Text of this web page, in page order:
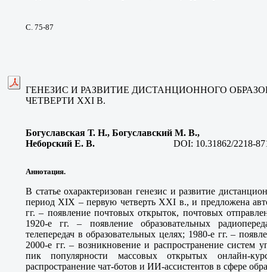
С. 75-87
ГЕНЕЗИС И РАЗВИТИЕ ДИСТАНЦИОННОГО
ЧЕТВЕРТИ ХХI В.
Богуславская Т. Н., Богуславский М. В.,
Неборский Е. В. DOI: 10.31862/2218-
Аннотация.
В статье охарактеризован генезис и развитие
период XIX – первую четверть XXI в., и предложена
гг. – появление почтовых открыток, почтовых
1920-е гг. – появление образовательных
телепередач в образовательных целях; 1980-е гг. –
2000-е гг. – возникновение и распространение систем
пик популярности массовых открытых онлайн-
распространение чат-ботов и ИИ-ассистентов в сфере